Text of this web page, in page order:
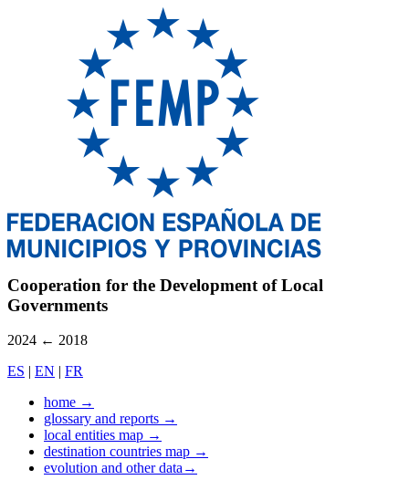
Cooperation for the Development of Local
Governments
2024 ← 2018
ES | EN | FR
home →
glossary and reports →
local entities map →
destination countries map →
evolution and other data→